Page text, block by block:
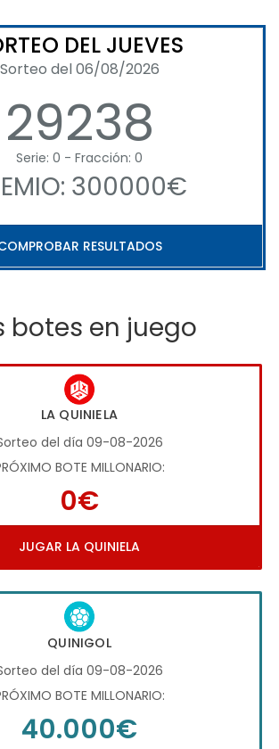
DEL JUEVES
Sorteo del 06/08/2026
29238
Serie: 0 - Fracción: 0
300000€
RESULTADOS
botes en juego
LA QUINIELA
del día 09-08-2026
BOTE MILLONARIO:
0€
JUGAR LA QUINIELA
QUINIGOL
del día 09-08-2026
BOTE MILLONARIO:
40.000€